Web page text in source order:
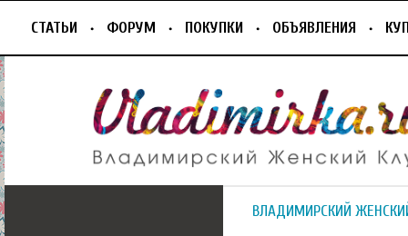
СТАТЬИ ФОРУМ ПОКУПКИ ОБЪЯВЛЕНИЯ
ВЛАДИМИРСКИЙ